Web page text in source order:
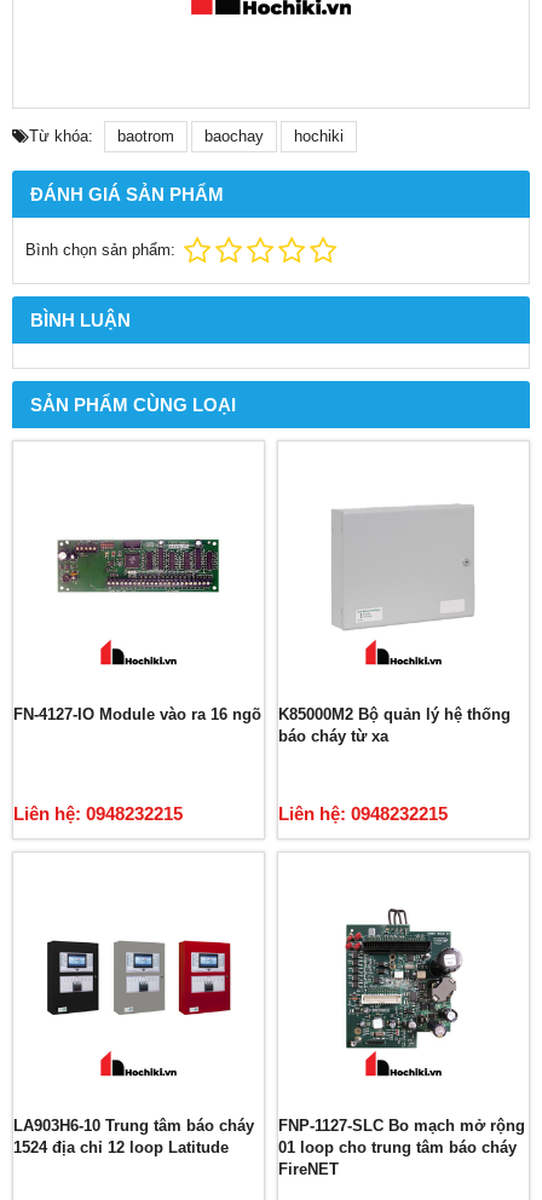
Từ khóa: baotrom baochay hochiki
ĐÁNH GIÁ SẢN PHẨM
Bình chọn sản phẩm:
BÌNH LUẬN
SẢN PHẨM CÙNG LOẠI
FN-4127-IO Module vào ra 16 ngõ
Liên hệ: 0948232215
K85000M2 Bộ quản lý hệ thống
báo cháy từ xa
Liên hệ: 0948232215
LA903H6-10 Trung tâm báo cháy
1524 địa chỉ 12 loop Latitude
FNP-1127-SLC Bo mạch mở rộng
01 loop cho trung tâm báo cháy
FireNET